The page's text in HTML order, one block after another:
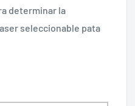
determinar la
seleccionable pata